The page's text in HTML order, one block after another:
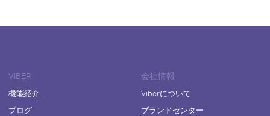
VIBER
機能紹介
ブログ
会社情報
Viberについて
ブランドセンター